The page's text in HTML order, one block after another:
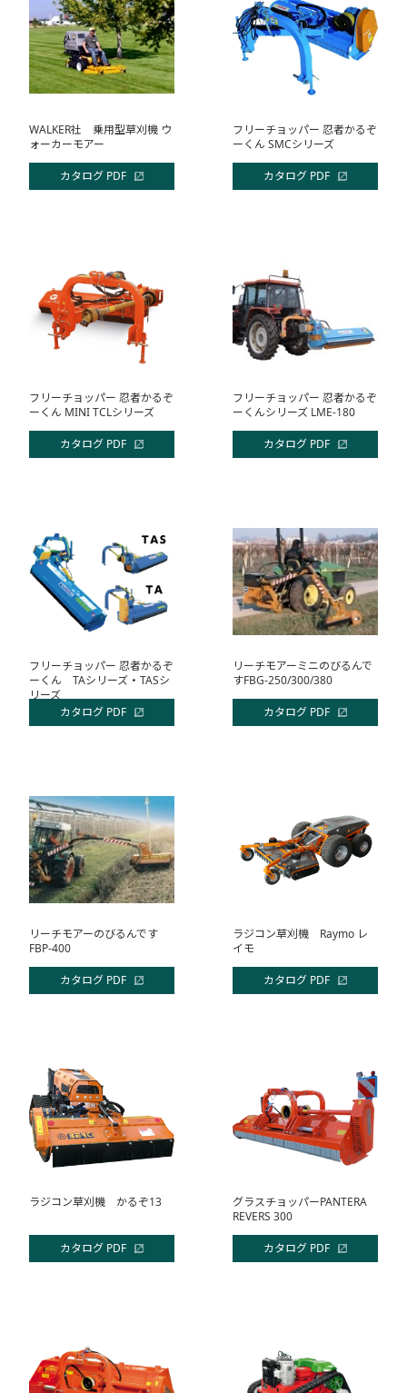
WALKER社 乗用型草刈機 ウ
ォーカーモアー
カタログ PDF
フリーチョッパー 忍者かるぞ
ーくん SMCシリーズ
カタログ PDF
フリーチョッパー 忍者かるぞ
ーくん MINI TCLシリーズ
カタログ PDF
フリーチョッパー 忍者かるぞ
ーくんシリーズ LME-180
カタログ PDF
フリーチョッパー 忍者かるぞ
ーくん TAシリーズ・TASシ
リーズ
カタログ PDF
リーチモアーミニのびるんで
すFBG-250/300/380
カタログ PDF
リーチモアーのびるんです
FBP-400
カタログ PDF
ラジコン草刈機 Raymo レ
イモ
カタログ PDF
ラジコン草刈機 かるぞ13
カタログ PDF
グラスチョッパーPANTERA
REVERS 300
カタログ PDF